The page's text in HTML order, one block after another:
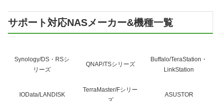
サポート対応NASメーカー&機種一覧
Synology/DS・RSシ
リーズ
QNAP/TSシリーズ
Buffalo/TeraStation・
LinkStation
IOData/LANDISK
TerraMaster/Fシリー
ASUSTOR